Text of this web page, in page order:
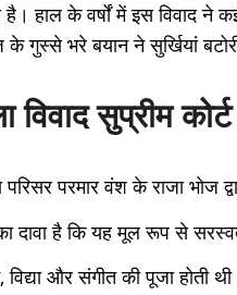
है। हाल के वर्षों में इस विवाद ने
गुस्से भरे बयान ने सुर्खियां
विवाद सुप्रीम
परमार वंश के राजा भोज
दावा है कि यह मूल रूप से
विद्या और संगीत की पूजा होती